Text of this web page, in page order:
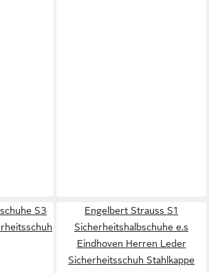
S3
Engelbert Strauss S1
Sicherheitshalbschuhe e.s
Eindhoven Herren Leder
Sicherheitsschuh Stahlkappe